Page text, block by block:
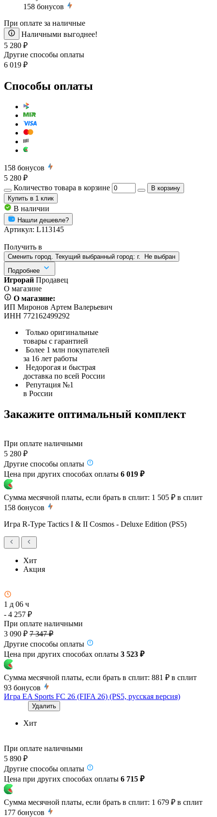
158 бонусов
При оплате за наличные
Наличными выгоднее!
5 280 ₽
Другие способы оплаты
6 019 ₽
Способы оплаты
158 бонусов
5 280 ₽
Количество товара в корзине
В корзину
Купить в 1 клик
В наличии
Нашли дешевле?
Артикул: L113145
Получить в
Сменить город. Текущий выбранный город: г.
Не выбран
Подробнее
Игрорай Продавец
О магазине
О магазине:
ИП Миронов Артем Валерьевич
ИНН 772162499292
Только оригинальные
товары с гарантией
Более 1 млн покупателей
за 16 лет работы
Недорогая и быстрая
доставка по всей России
Репутация №1
в России
Закажите оптимальный комплект
При оплате наличными
5 280 ₽
Другие способы оплаты
Цена при других способах оплаты 6 019 ₽
Сумма месячной платы, если брать в сплит: 1 505 ₽ в сплит
158 бонусов
Игра R-Type Tactics I & II Cosmos - Deluxe Edition (PS5)
Хит
Акция
1 д 06 ч
- 4 257 ₽
При оплате наличными
3 090 ₽ 7 347 ₽
Другие способы оплаты
Цена при других способах оплаты 3 523 ₽
Сумма месячной платы, если брать в сплит: 881 ₽ в сплит
93 бонусов
Игра EA Sports FC 26 (FIFA 26) (PS5, русская версия)
Удалить
Хит
При оплате наличными
5 890 ₽
Другие способы оплаты
Цена при других способах оплаты 6 715 ₽
Сумма месячной платы, если брать в сплит: 1 679 ₽ в сплит
177 бонусов